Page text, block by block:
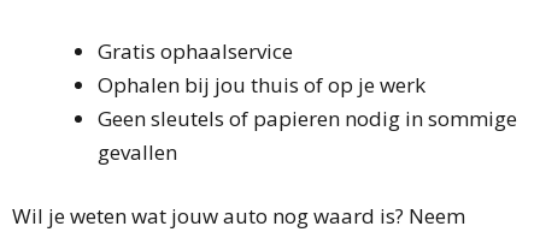
Gratis ophaalservice
Ophalen bij jou thuis of op je werk
Geen sleutels of papieren nodig in sommige
gevallen
Wil je weten wat jouw auto nog waard is? Neem